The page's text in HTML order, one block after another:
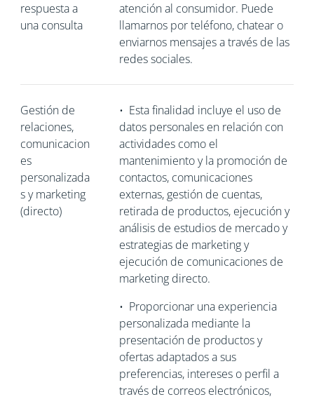
respuesta a
una consulta
atención al consumidor. Puede
llamarnos por teléfono, chatear o
enviarnos mensajes a través de las
redes sociales.
Gestión de
relaciones,
comunicacion
es
personalizada
s y marketing
(directo)
• Esta finalidad incluye el uso de
datos personales en relación con
actividades como el
mantenimiento y la promoción de
contactos, comunicaciones
externas, gestión de cuentas,
retirada de productos, ejecución y
análisis de estudios de mercado y
estrategias de marketing y
ejecución de comunicaciones de
marketing directo.
• Proporcionar una experiencia
personalizada mediante la
presentación de productos y
ofertas adaptados a sus
preferencias, intereses o perfil a
través de correos electrónicos,